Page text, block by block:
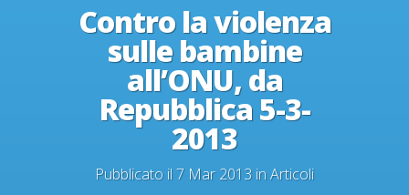
Contro la violenza
sulle bambine
all’ONU, da
Repubblica 5-3-
2013
Pubblicato il 7 Mar 2013 inArticoli